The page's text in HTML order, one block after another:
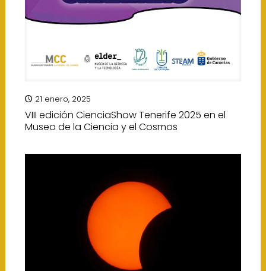
21 enero, 2025
VIII edición CienciaShow Tenerife 2025 en el
Museo de la Ciencia y el Cosmos